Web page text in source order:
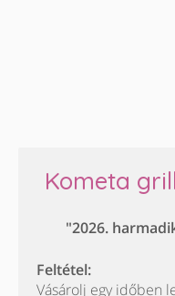
Kometa
"2026.
Feltétel:
Vásárolj egy időben